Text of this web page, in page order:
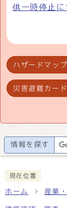
供一時停止に
ハザードマップ
災害避難カー
情報を探す
現在位置
ホーム 産業